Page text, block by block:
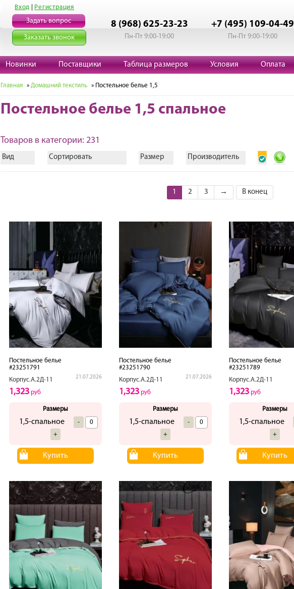
Вход Регистрация
Задать вопрос
Заказать звонок
8 (968) 625-23-23
Пн-Пт 9:00-19:00
+7 (495) 109-04-49
Пн-Пт 9:00-19:00
Новинки Поставщики Таблица размеров Условия Оплата
Главная » Домашний текстиль » Постельное белье 1,5
Постельное белье 1,5 спальное
Товаров в категории: 231
Вид Сортировать Размер Производитель
1 2 3 → В конец
Постельное белье
#23251791
Корпус.А.2Д-11
21.07.2026
1,323 руб
Размеры
1,5-спальное
-
+
Купить
Постельное белье
#23251790
Корпус.А.2Д-11
21.07.2026
1,323руб
Размеры
1,5-спальное
-
+
Купить
Постельное белье
#23251789
Корпус.А.2Д-11
1,323руб
Размеры
1,5-спальное
+
Купить